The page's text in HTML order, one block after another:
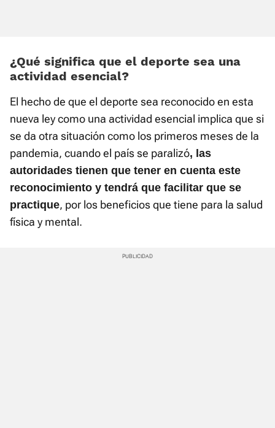
¿Qué significa que el deporte sea una
actividad esencial?
El hecho de que el deporte sea reconocido en esta
nueva ley como una actividad esencial implica que si
se da otra situación como los primeros meses de la
pandemia, cuando el país se paralizó, las
autoridades tienen que tener en cuenta este
reconocimiento y tendrá que facilitar que se
practique, por los beneficios que tiene para la salud
física y mental.